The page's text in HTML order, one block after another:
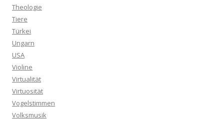
Theologie
Tiere
Türkei
Ungarn
USA
Violine
Virtualität
Virtuosität
Vogelstimmen
Volksmusik